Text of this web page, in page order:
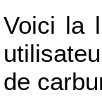
Voici la
de